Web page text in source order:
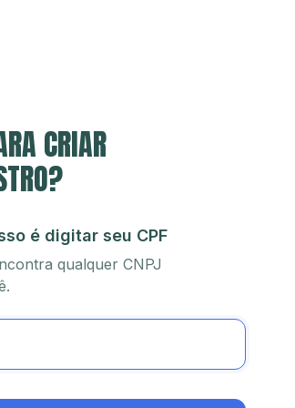
CRIAR
é digitar seu CPF
qualquer CNPJ